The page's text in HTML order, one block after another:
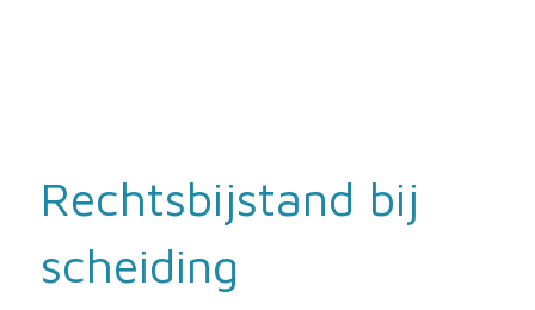
Rechtsbijstand bij
scheiding